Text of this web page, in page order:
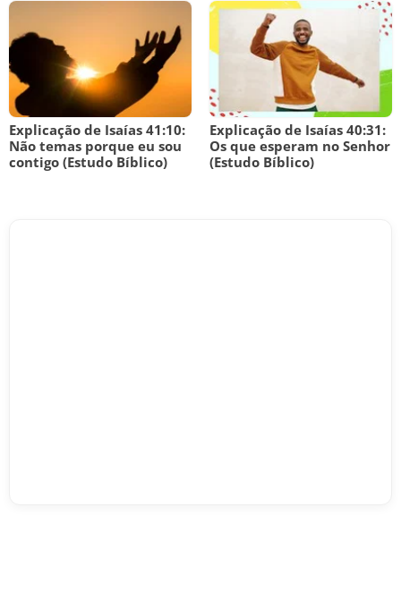
Explicação de Isaías 41:10:
Não temas porque eu sou
contigo (Estudo Bíblico)
Explicação de Isaías 40:31:
Os que esperam no Senhor
(Estudo Bíblico)